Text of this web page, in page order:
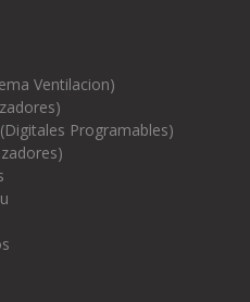
Ventilacion)
Programables)